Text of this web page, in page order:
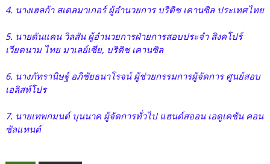
4. นางเฮลก้า สเตลมาเกอร์ ผู้อำนวยการ บริติช เคานซิล ประเทศไทย
5. นายดันแคน วิลสัน ผู้อำนวยการฝ่ายการสอบประจำ สิงคโปร์
เวียดนาม ไทย มาเลย์เซีย, บริติช เคานซิล
6. นางภัทรานิษฐ์ อภิชัยธนาโรจน์ ผู้ช่วยกรรมการผู้จัดการ ศูนย์สอบ
เอลิสท์โปร
7. นายเทพกมนต์ บุนนาค ผู้จัดการทั่วไป แฮนด์สออน เอดูเคชัน คอน
ซัลแทนต์